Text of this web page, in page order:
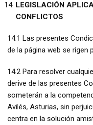
LEGISLACIÓN
CONFLICTOS
14.1 Las presentes
de la página web se rigen
14.2 Para resolver
derive de las presentes
someterán a la
Avilés, Asturias, sin
centra en la solución